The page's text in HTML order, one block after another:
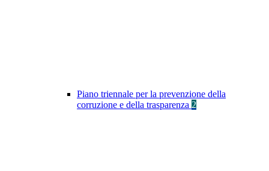
Piano triennale per la prevenzione della
corruzione e della trasparenza 2